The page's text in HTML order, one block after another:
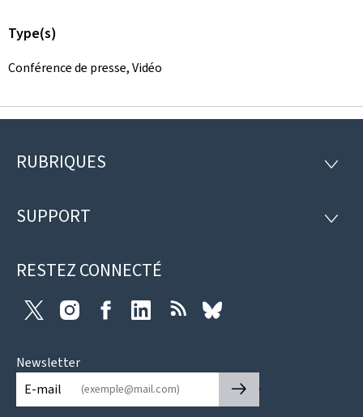
Type(s)
Conférence de presse, Vidéo
Pied
page
RUBRIQUES
SUPPORT
RESTEZ CONNECTÉ
Twitter InstagramFacebookLinkedIn RSS
Newsletter
E-mail
🡒